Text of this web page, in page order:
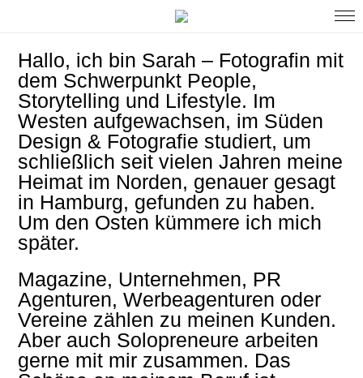
Hallo, ich bin Sarah – Fotografin mit
dem Schwerpunkt People,
Storytelling und Lifestyle. Im
Westen aufgewachsen, im Süden
Design & Fotografie studiert, um
schließlich seit vielen Jahren meine
Heimat im Norden, genauer gesagt
in Hamburg, gefunden zu haben.
Um den Osten kümmere ich mich
später.
Magazine, Unternehmen, PR
Agenturen, Werbeagenturen oder
Vereine zählen zu meinen Kunden.
Aber auch Solopreneure arbeiten
gerne mit mir zusammen. Das